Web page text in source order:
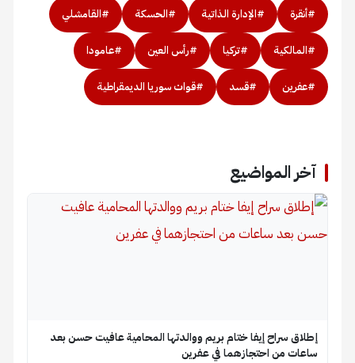
#أنقرة #الإدارة الذاتية #الحسكة #القامشلي
#المالكية #تركيا #رأس العين #عامودا
#عفرين #قسد #قوات سوريا الديمقراطية
آخر المواضيع
إطلاق سراح إيفا ختام بريم ووالدتها المحامية عافيت حسن بعد
ساعات من احتجازهما في عفرين